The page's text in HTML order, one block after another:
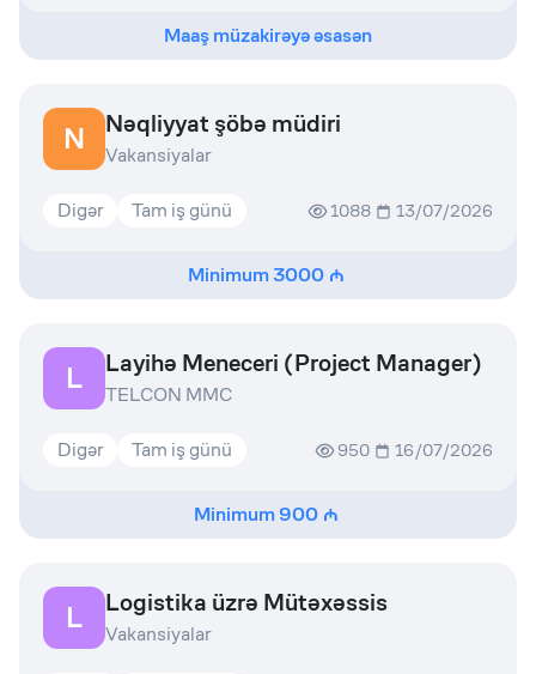
Maaş müzakirəyə əsasən
N Nəqliyyat şöbə müdiri
Vakansiyalar
Digər Tam iş günü 1088 13/07/2026
Minimum3000
L Layihə Meneceri (Project Manager)
TELCON MMC
Digər Tam iş günü 950 16/07/2026
Minimum900
L Logistika üzrə Mütəxəssis
Vakansiyalar